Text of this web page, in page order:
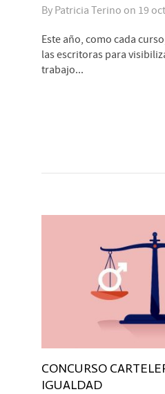
By Patricia Terino on 19
Este año, como cada
las escritoras para
trabajo...
CONCURSO
IGUALDAD